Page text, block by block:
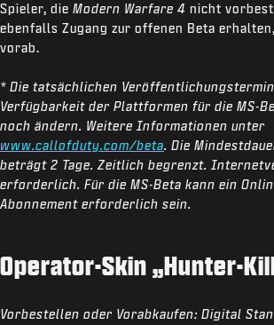
Spieler, die Modern Warfare 4 nicht
ebenfalls Zugang zur offenen Beta
vorab.
* Die tatsächlichen
Verfügbarkeit der Plattformen für die MS-
noch ändern. Weitere Informationen unter
www.callofduty.com/beta. Die
beträgt 2 Tage. Zeitlich begrenzt.
erforderlich. Für die MS-Beta kann ein
Abonnement erforderlich sein.
Operator-Skin „Hunter-
Vorbestellen oder Vorabkaufen: Digital